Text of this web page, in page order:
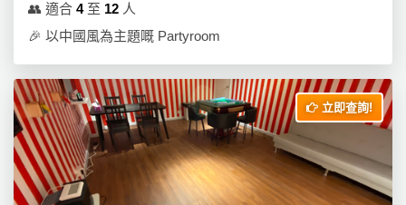
👥 適合 4至 12 人
🎉 以中國風為主題嘅 Partyroom
立即查詢!